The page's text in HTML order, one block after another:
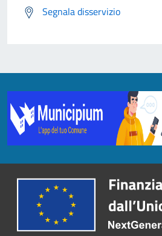
Segnala disservizio